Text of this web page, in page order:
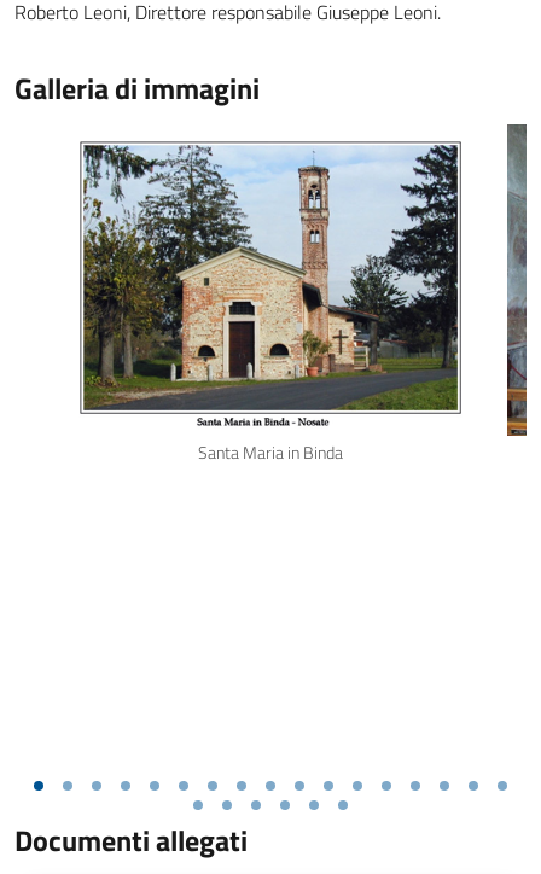
Roberto Leoni, Direttore responsabile Giuseppe Leoni.
Galleria di immagini
Santa Maria in Binda
Documenti allegati